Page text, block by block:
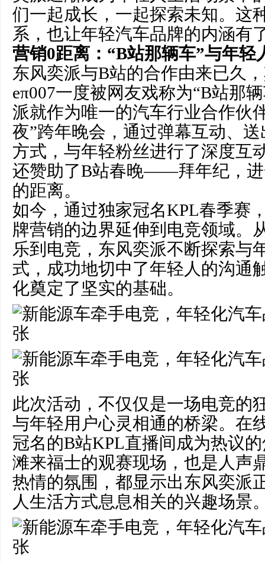
们一起成长，一起探索未知。这
系，也让年轻汽车品牌的内涵有
营销0距离： “B站那辆车”与年轻
东风奕派与B站的合作由来已久
eπ007一度被网友戏称为“B站那
派就作为唯一的汽车行业合作伙
夜”跨年晚会，通过弹幕互动、
方式，与年轻粉丝进行了深度互
还赞助了B站春晚——拜年纪，
的距离。
如今，通过独家冠名KPL春季赛
牌营销的边界延伸到电竞领域。
乐到电竞，东风奕派不断探索与
式，成功地切中了年轻人的沟通
化奠定了坚实的基础。
此次活动，不仅仅是一场电竞的
与年轻用户心灵相通的桥梁。在
冠名的B站KPL直播间成为热议
滩来福士的观赛现场，也是人声
热情的氛围，都显示出东风奕派
人生活方式息息相关的兴趣场景